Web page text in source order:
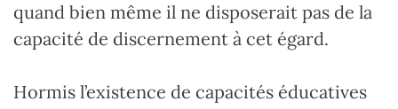
quand bien même il ne disposerait pas de la
capacité de discernement à cet égard.
Hormis l’existence de capacités éducatives